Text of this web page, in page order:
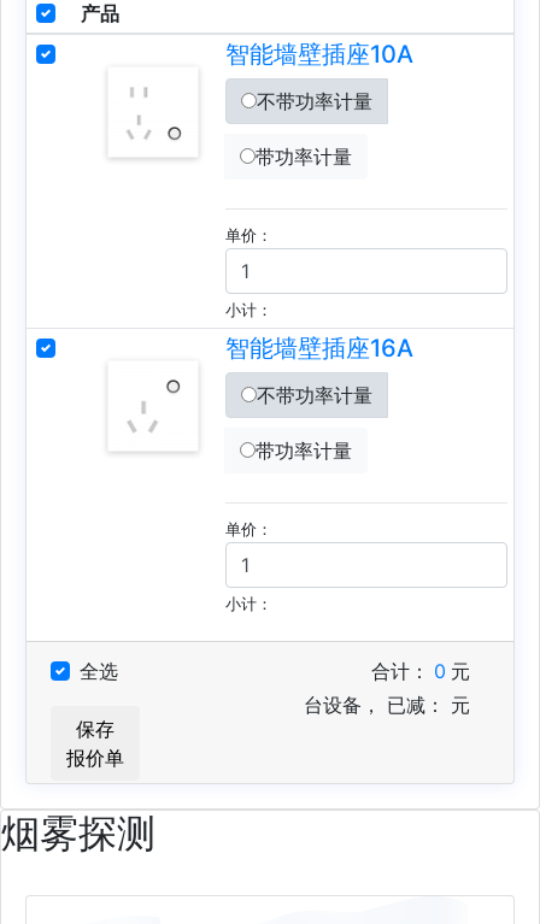
产品
智能墙壁插座10A
不带功率计量
带功率计量
单价：
小计：
智能墙壁插座16A
不带功率计量
带功率计量
单价：
小计：
全选 合计： 0 元
台设备，
已减：
元
保存
报价单
烟雾探测